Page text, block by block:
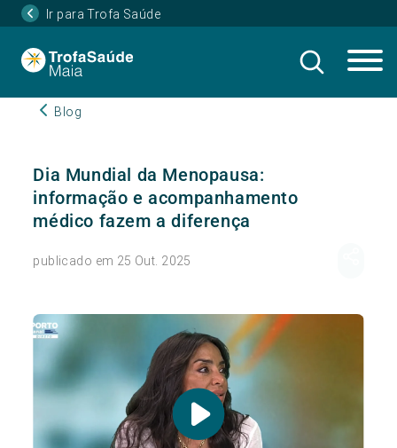
Ir para Trofa Saúde
Blog
Dia Mundial da Menopausa:
informação e acompanhamento
médico fazem a diferença
publicado em 25 Out. 2025